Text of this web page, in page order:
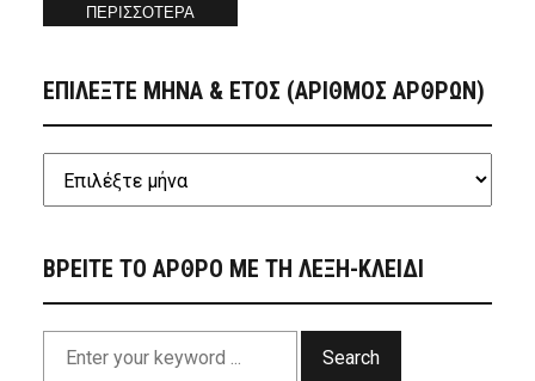
ΠΕΡΙΣΣΟΤΕΡΑ
ΕΠΙΛΕΞΤΕ ΜΗΝΑ & ΕΤΟΣ (ΑΡΙΘΜΟΣ ΑΡΘΡΩΝ)
ΒΡΕΙΤΕ ΤΟ ΑΡΘΡΟ ΜΕ ΤΗ ΛΕΞΗ-ΚΛΕΙΔΙ
Search